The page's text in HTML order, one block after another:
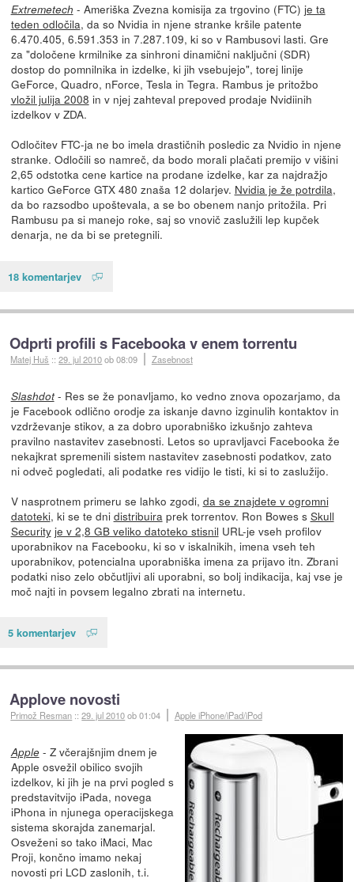
Extremetech - Ameriška Zvezna komisija za trgovino (FTC) je ta
teden odločila, da so Nvidia in njene stranke kršile patente
6.470.405, 6.591.353 in 7.287.109, ki so v Rambusovi lasti. Gre
za "določene krmilnike za sinhroni dinamični naključni (SDR)
dostop do pomnilnika in izdelke, ki jih vsebujejo", torej linije
GeForce, Quadro, nForce, Tesla in Tegra. Rambus je pritožbo
vložil julija 2008 in v njej zahteval prepoved prodaje Nvidiinih
izdelkov v ZDA.
Odločitev FTC-ja ne bo imela drastičnih posledic za Nvidio in njene
stranke. Odločili so namreč, da bodo morali plačati premijo v višini
2,65 odstotka cene kartice na prodane izdelke, kar za najdražjo
kartico GeForce GTX 480 znaša 12 dolarjev. Nvidia je že potrdila,
da bo razsodbo upoštevala, a se bo obenem nanjo pritožila. Pri
Rambusu pa si manejo roke, saj so vnovič zaslužili lep kupček
denarja, ne da bi se pretegnili.
18 komentarjev
Odprti profili s Facebooka v enem torrentu
Matej Huš ::29. jul 2010ob 08:09 Zasebnost
Slashdot- Res se že ponavljamo, ko vedno znova opozarjamo, da
je Facebook odlično orodje za iskanje davno izginulih kontaktov in
vzdrževanje stikov, a za dobro uporabniško izkušnjo zahteva
pravilno nastavitev zasebnosti. Letos so upravljavci Facebooka že
nekajkrat spremenili sistem nastavitev zasebnosti podatkov, zato
ni odveč pogledati, ali podatke res vidijo le tisti, ki si to zaslužijo.
V nasprotnem primeru se lahko zgodi, da se znajdete v ogromni
datoteki, ki se te dni distribuira prek torrentov. Ron Bowes s Skull
Security je v 2,8 GB veliko datoteko stisnil URL-je vseh profilov
uporabnikov na Facebooku, ki so v iskalnikih, imena vseh teh
uporabnikov, potencialna uporabniška imena za prijavo itn. Zbrani
podatki niso zelo občutljivi ali uporabni, so bolj indikacija, kaj vse je
moč najti in povsem legalno zbrati na internetu.
5 komentarjev
Applove novosti
Primož Resman ::29. jul 2010ob 01:04 Apple iPhone/iPad/iPod
Apple- Z včerajšnjim dnem je
Apple osvežil obilico svojih
izdelkov, ki jih je na prvi pogled s
predstavitvijo iPada, novega
iPhona in njunega operacijskega
sistema skorajda zanemarjal.
Osveženi so tako iMaci, Mac
Proji, končno imamo nekaj
novosti pri LCD zaslonih, t.i.